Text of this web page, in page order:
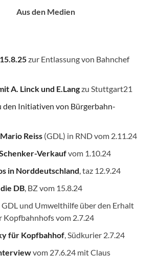
Aus den Medien
zur Entlassung von Bahnchef
A. Linck und E.Langzu Stuttgart21
den Initiativen von Bürgerbahn-
Reiss (GDL) in RND vom 2.11.24
Verkaufvom 1.10.24
in Norddeutschland , taz 12.9.24
DB , BZ vom 15.8.24
GDL und Umwelthilfe über den Erhalt
Kopfbahnhofs vom 2.7.24
für Kopfbahhof , Südkurier 2.7.24
vom 27.6.24 mit Claus